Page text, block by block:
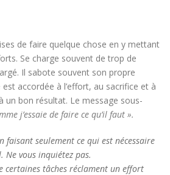
de faire quelque chose en y mettant
Se charge souvent de trop de
Il sabote souvent son propre
est accordée à l’effort, au sacrifice et à
un bon résultat. Le message sous-
j’essaie de faire ce qu’il faut ».
faisant seulement ce qui est nécessaire
vous inquiétez pas.
certaines tâches réclament un effort